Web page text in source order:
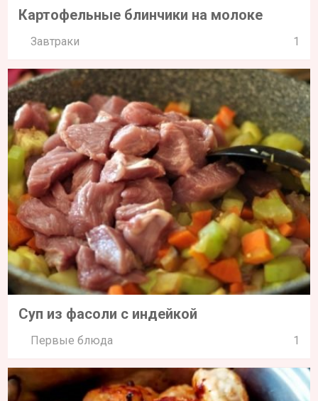
Картофельные блинчики на молоке
Завтраки 1
Суп из фасоли с индейкой
Первые блюда 1